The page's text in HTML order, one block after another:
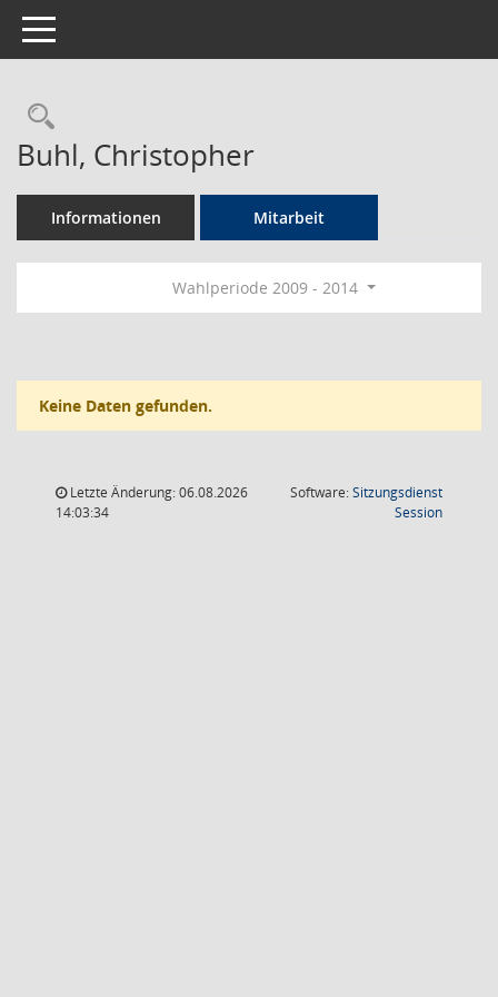
Toggle navigation
Rechercheauswahl
Buhl, Christopher
Informationen Mitarbeit
Wahlperiode 2009 - 2014
Keine Daten gefunden.
Letzte Änderung: 06.08.2026
14:03:34
Software:Sitzungsdienst
Session(Wird in